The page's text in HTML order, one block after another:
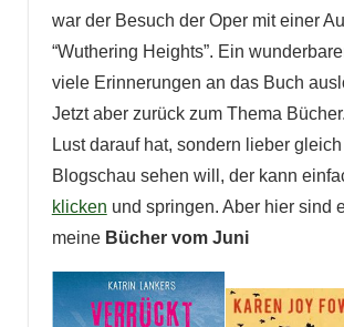
war der Besuch der Oper mit einer
“Wuthering Heights”. Ein
viele Erinnerungen an das Buch
Jetzt aber zurück zum Thema
Lust darauf hat, sondern lieber
Blogschau sehen will, der kann
klicken und springen. Aber hier sind
meine Bücher vom Juni